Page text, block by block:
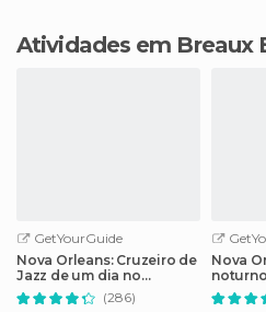
Atividades em Breaux
GetYourGuide
Nova Orleans: Cruzeiro de
Jazz de um dia no
Steamboat Natchez
(286)
Nova